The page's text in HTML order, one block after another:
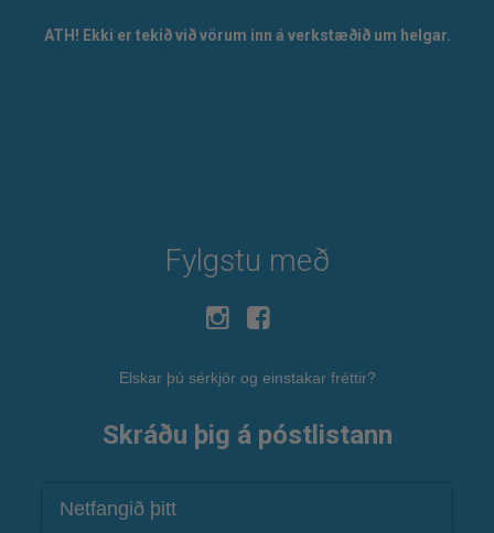
ATH! Ekki er tekið við vörum inn á verkstæðið um helgar.
Fylgstu með
Elskar þú sérkjör og einstakar fréttir?
Skráðu þig á póstlistann